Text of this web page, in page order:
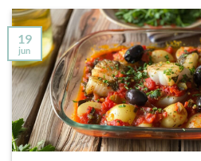
19
jun